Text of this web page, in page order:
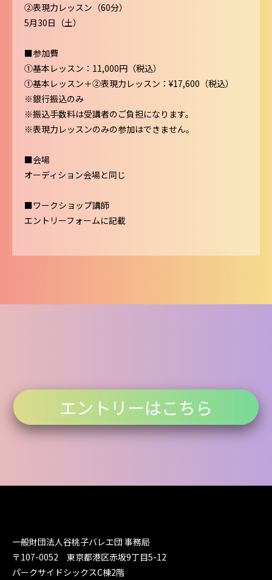
②表現力レッスン（60分）
5月30日（土）
■参加費
①基本レッスン：11,000円（税込）
①基本レッスン＋②表現力レッスン：¥17,600（税込）
※銀行振込のみ
※振込手数料は受講者のご負担になります。
※表現力レッスンのみの参加はできません。
■会場
オーディション会場と同じ
■ワークショップ講師
エントリーフォームに記載
エントリーはこちら
一般財団法人谷桃子バレエ団 事務局
〒107-0052 東京都港区赤坂9丁目5-12
パークサイドシックスC棟2階